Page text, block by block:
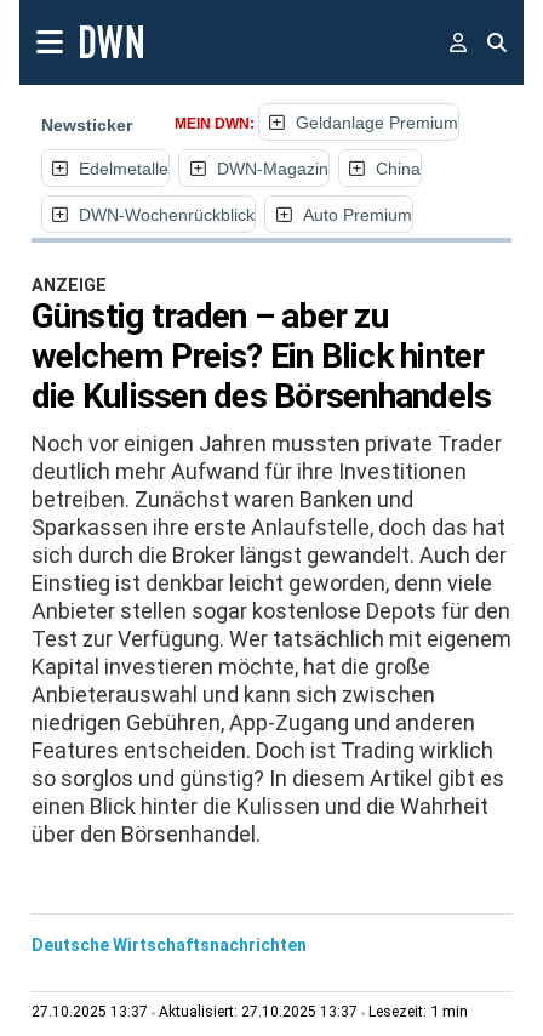
Newsticker MEIN DWN: Geldanlage Premium
Edelmetalle DWN-Magazin China
DWN-Wochenrückblick Auto Premium
ANZEIGE
Günstig traden – aber zu
welchem Preis? Ein Blick hinter
die Kulissen des Börsenhandels
Noch vor einigen Jahren mussten private Trader
deutlich mehr Aufwand für ihre Investitionen
betreiben. Zunächst waren Banken und
Sparkassen ihre erste Anlaufstelle, doch das hat
sich durch die Broker längst gewandelt. Auch der
Einstieg ist denkbar leicht geworden, denn viele
Anbieter stellen sogar kostenlose Depots für den
Test zur Verfügung. Wer tatsächlich mit eigenem
Kapital investieren möchte, hat die große
Anbieterauswahl und kann sich zwischen
niedrigen Gebühren, App-Zugang und anderen
Features entscheiden. Doch ist Trading wirklich
so sorglos und günstig? In diesem Artikel gibt es
einen Blick hinter die Kulissen und die Wahrheit
über den Börsenhandel.
Deutsche Wirtschaftsnachrichten
27.10.2025 13:37 Aktualisiert: 27.10.2025 13:37 Lesezeit: 1 min